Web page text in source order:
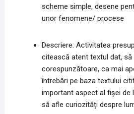
scheme simple, desene
unor fenomene/ procese
Descriere: Activitatea
citească atent textul dat, să
corespunzătoare, ca mai
întrebări pe baza textului
important aspect al fișei de
să afle curiozități despre